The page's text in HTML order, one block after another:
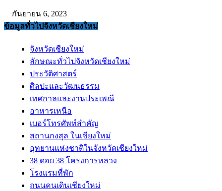
กันยายน 6, 2023
ข้อมูลทั่วไปจังหวัดเชียงใหม่
จังหวัดเชียงใหม่
ลักษณะทั่วไปจังหวัดเชียงใหม่
ประวัติศาสตร์
ศิลปะและวัฒนธรรม
เทศกาลและงานประเพณี
อาหารเหนือ
เบอร์โทรศัพท์สำคัญ
สถานกงสุล ในเชียงใหม่
อุทยานแห่งชาติในจังหวัดเชียงใหม่
38 ดอย 38 โครงการหลวง
โรงแรมที่พัก
ถนนคนเดินเชียงใหม่